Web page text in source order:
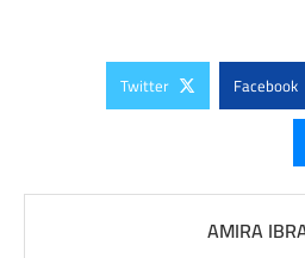
Facebook
Twitter
AMIRA